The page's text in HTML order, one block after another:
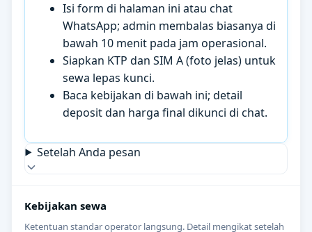
Isi form di halaman ini atau chat
WhatsApp; admin membalas biasanya di
bawah 10 menit pada jam operasional.
Siapkan KTP dan SIM A (foto jelas) untuk
sewa lepas kunci.
Baca kebijakan di bawah ini; detail
deposit dan harga final dikunci di chat.
Setelah Anda pesan
Kebijakan sewa
Ketentuan standar operator langsung. Detail mengikat setelah